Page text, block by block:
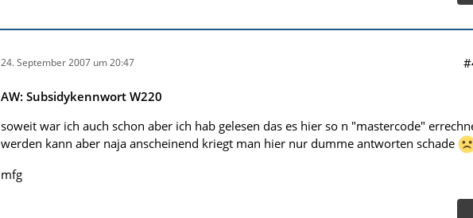
24. September 2007 um 20:47
AW: Subsidykennwort W220
soweit war ich auch schon aber ich hab gelesen das es hier so n "mastercode"
werden kann aber naja anscheinend kriegt man hier nur dumme antworten schade
mfg